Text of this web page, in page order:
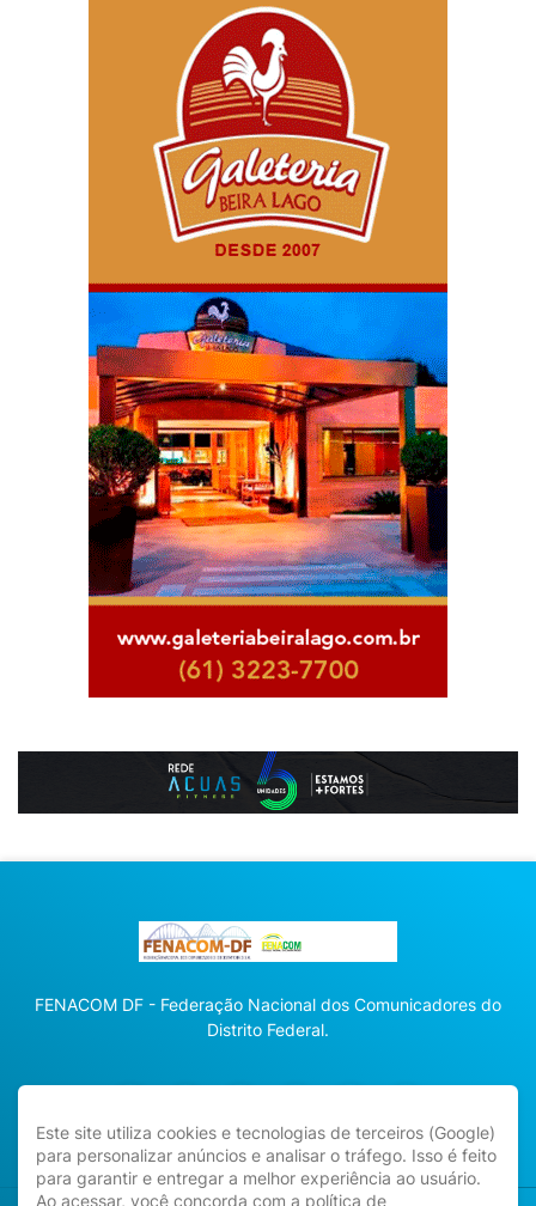
FENACOM DF - Federação Nacional dos Comunicadores do
Distrito Federal.
Este site utiliza cookies e tecnologias de terceiros (Google)
para personalizar anúncios e analisar o tráfego. Isso é feito
para garantir e entregar a melhor experiência ao usuário.
Ao acessar, você concorda com a política de